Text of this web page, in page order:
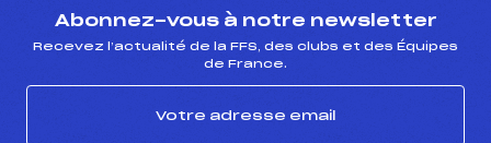
Abonnez-vous à notre newsletter
Recevez l’actualité de la FFS, des clubs et des Équipes
de France.